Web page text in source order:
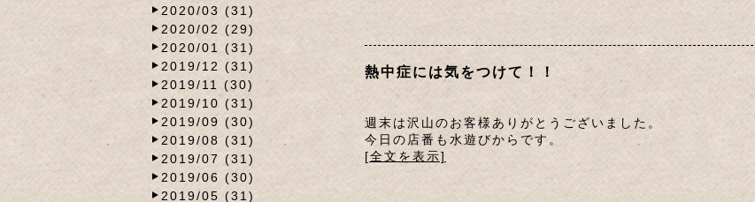
熱中症には気をつけて！！
週末は沢山のお客様ありがとうございました。
今日の店番も水遊びからです。
[全文を表示]
2020/03 (31)
2020/02 (29)
2020/01 (31)
2019/12 (31)
2019/11 (30)
2019/10 (31)
2019/09 (30)
2019/08 (31)
2019/07 (31)
2019/06 (30)
2019/05 (31)